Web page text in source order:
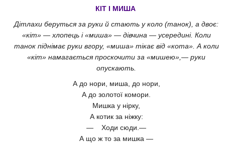
КІТ І МИША
Дітлахи беруться за руки й стають у коло (танок), а двоє:
«кіт» — хлопець і «миша» — дівчина — усередині. Коли
танок піднімає руки вгору, «миша» тікає від «кота». А коли
«кіт» намагається проскочити за «мишею»,— руки
опускають.
А до нори, миша, до нори,
А до золотої комори.
Мишка у нірку,
А котик за ніжку:
— Ходи сюди.—
А що ж то за мишка —